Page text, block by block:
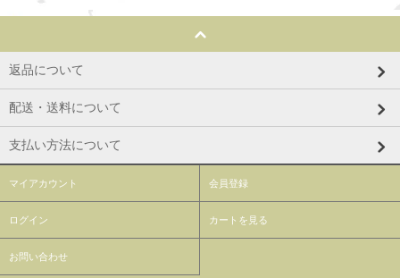
返品について
配送・送料について
支払い方法について
マイアカウント 会員登録
ログイン カートを見る
お問い合わせ